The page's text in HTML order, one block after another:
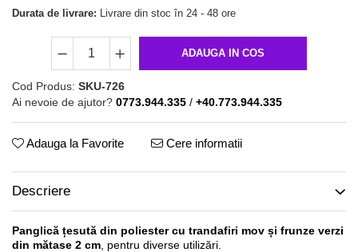
Durata de livrare: Livrare din stoc în 24 - 48 ore
ADAUGA IN COS
Cod Produs: SKU-726
Ai nevoie de ajutor? 0773.944.335 / +40.773.944.335
Adauga la Favorite Cere informatii
Descriere
Panglică țesută din poliester cu trandafiri mov și frunze verzi
din mătase 2 cm , pentru diverse utilizări.